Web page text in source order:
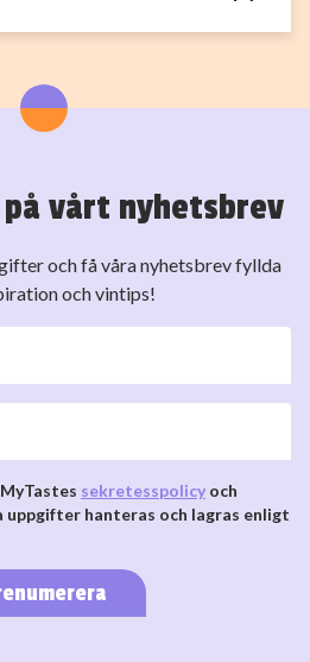
vårt nyhetsbrev
och få våra nyhetsbrev fyllda
och vintips!
sekretesspolicy och
uppgifter hanteras och lagras enligt